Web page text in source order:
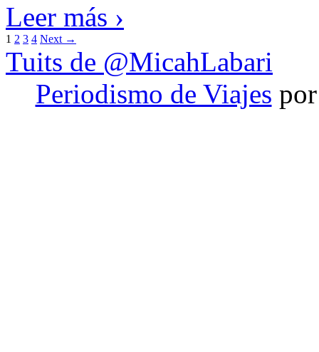
Leer más ›
1 2 3 4 Next →
Tuits de @MicahLabari
Periodismo de Viajes